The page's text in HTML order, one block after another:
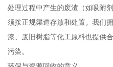
处理过程中产生的废渣（如吸附
须按正规渠道存放和处置。我们
漆、废旧树脂等化工原料也提供
污染。